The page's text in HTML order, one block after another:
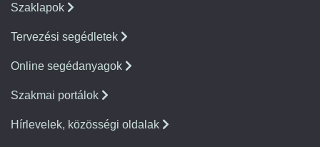
Szaklapok
Tervezési segédletek
Online segédanyagok
Szakmai portálok
Hírlevelek, közösségi oldalak